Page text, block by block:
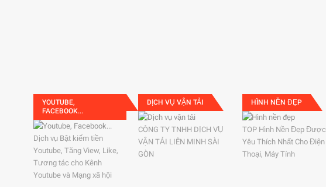
YOUTUBE,
FACEBOOK...
Dịch vụ Bật kiếm tiền
Youtube, Tăng View, Like,
Tương tác cho Kênh
Youtube và Mạng xã hội
DỊCH VỤ VẬN TẢI
CÔNG TY TNHH DỊCH VỤ
VẬN TẢI LIÊN MINH SÀI
GÒN
HÌNH NỀN ĐẸP
TOP Hình Nền Đẹp Được
Yêu Thích Nhất Cho Điện
Thoại, Máy Tính